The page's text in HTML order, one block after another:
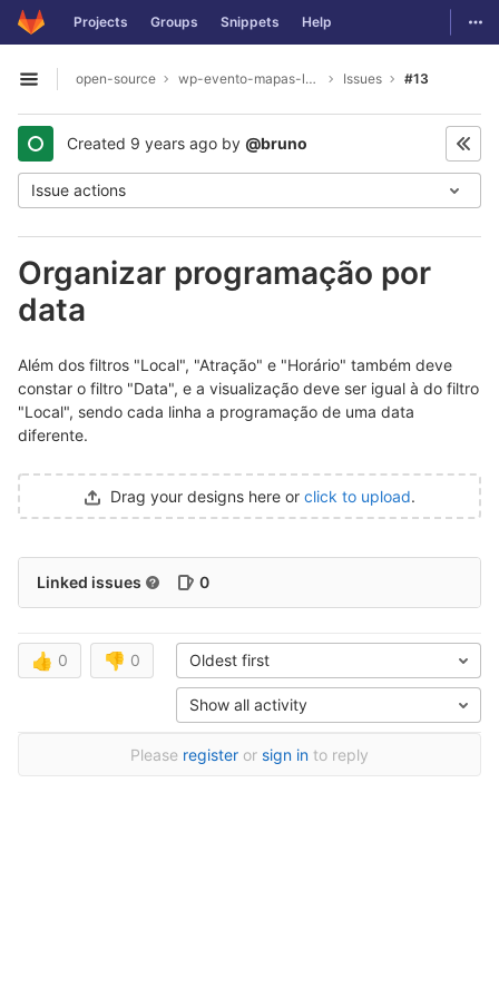
Skip to content
GitLab Projects Groups Snippets Help
Open sidebar
open-source wp-evento-mapas-legacy Issues #13
Created 9 years ago by @bruno
Issue actions
Organizar programação por
data
Além dos filtros "Local", "Atração" e "Horário" também deve
constar o filtro "Data", e a visualização deve ser igual à do filtro
"Local", sendo cada linha a programação de uma data
diferente.
Drag your designs here or click to upload.
Linked issues 0
👍 0 👎 0 Oldest first
Show all activity
Please register or sign in to reply